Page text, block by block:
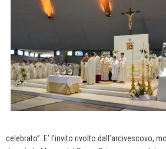
celebrato”. E’ l’invito rivolto dall’arcivescovo,